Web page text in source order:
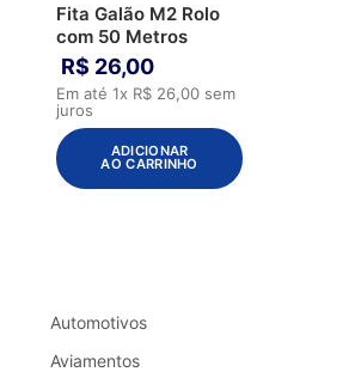
Fita Galão M2 Rolo
com 50 Metros
R$ 26,00
Em até1x R$ 26,00 sem
juros
ADICIONAR
AO CARRINHO
Automotivos
Aviamentos